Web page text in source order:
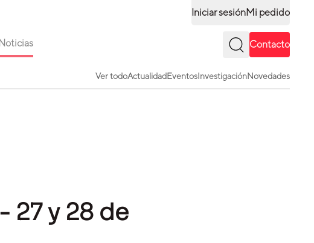
Iniciar sesiónMi pedido
Contacto
Ver todoActualidadEventosInvestigaciónNovedades
27 y 28 de